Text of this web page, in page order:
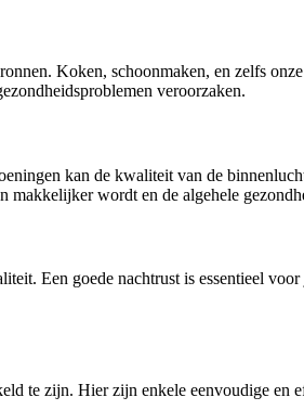
Koken, schoonmaken, en zelfs
veroorzaken.
kan de kwaliteit van de
makkelijker wordt en de algehele
Een goede nachtrust is essentieel
te zijn. Hier zijn enkele eenvoudige en